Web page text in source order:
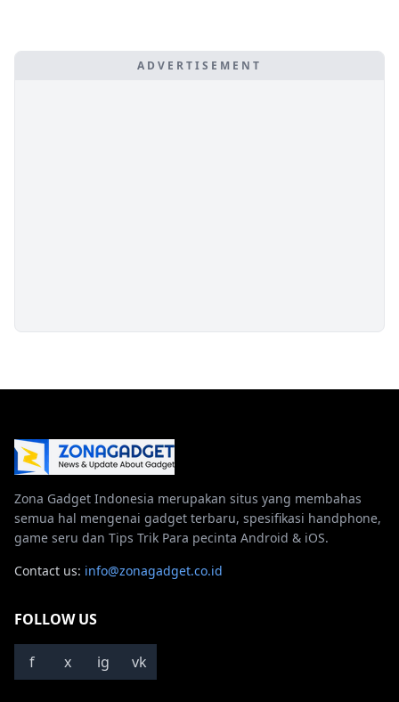
ADVERTISEMENT
Zona Gadget Indonesia merupakan situs yang membahas
semua hal mengenai gadget terbaru, spesifikasi handphone,
game seru dan Tips Trik Para pecinta Android & iOS.
Contact us: info@zonagadget.co.id
FOLLOW US
f x ig vk